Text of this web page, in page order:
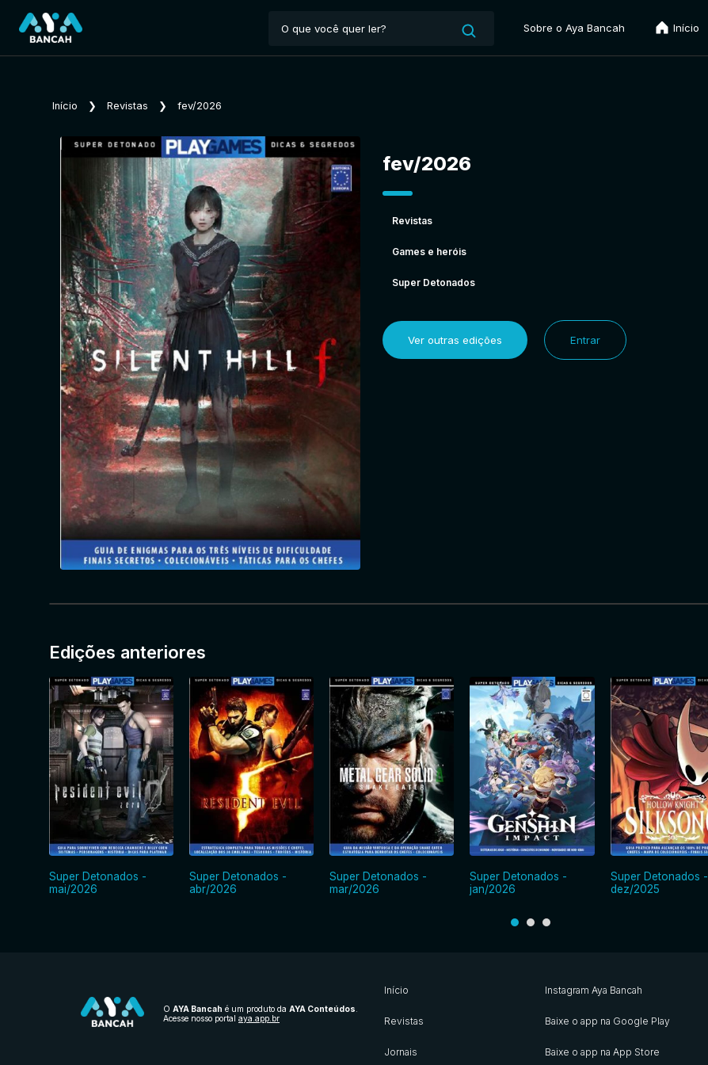
Sobre o Aya Bancah Início
Início ❯ Revistas ❯ fev/2026
fev/2026
Revistas
Games e heróis
Super Detonados
Ver outras edições Entrar
Edições anteriores
Super Detonados -
mai/2026
Super Detonados -
abr/2026
Super Detonados -
mar/2026
Super Detonados -
jan/2026
Super Detonados -
dez/2025
O AYA Bancah é um produto da AYA Conteúdos
Acesse nosso portal aya.app.br
Início
Revistas
Jornais
Instagram Aya Bancah
Baixe o app na Google Play
Baixe o app na App Store